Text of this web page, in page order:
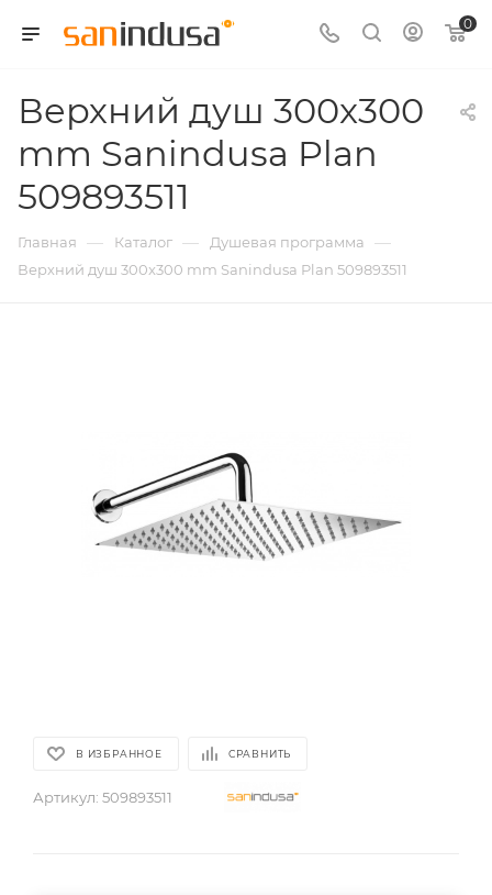
0
Верхний душ 300x300
mm Sanindusa Plan
509893511
Главная — Каталог — Душевая программа —
Верхний душ 300x300 mm Sanindusa Plan 509893511
В ИЗБРАННОЕ СРАВНИТЬ
Артикул: 509893511